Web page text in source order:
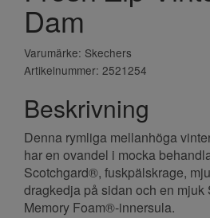
Dam
Varumärke: Skechers
Artikelnummer: 2521254
Beskrivning
Denna rymliga mellanhöga
har en ovandel i mocka
Scotchgard®, fuskpälskrage,
dragkedja på sidan och en mjuk
Memory Foam®-innersula.